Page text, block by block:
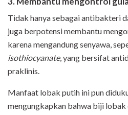
Tidak hanya sebagai antibakteri
juga berpotensi membantu
karena mengandung senyawa,
isothiocyanate, yang bersifat
praklinis.
Manfaat lobak putih ini pun
mengungkapkan bahwa biji